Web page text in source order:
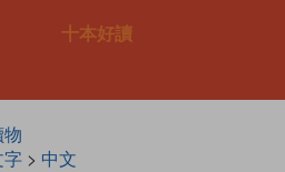
十本好讀
> 中文